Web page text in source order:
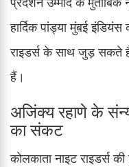
हार्दिक पांड्या मुंबई
राइडर्स के साथ जुड़ सकते
हैं।
अजिंक्य रहाणे के
का संकट
कोलकाता नाइट राइडर्स